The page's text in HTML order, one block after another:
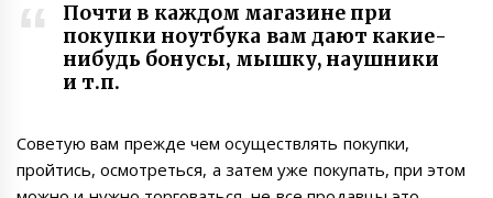
Почти в каждом магазине при
покупки ноутбука вам дают какие-
нибудь бонусы, мышку, наушники
и т.п.
Советую вам прежде чем осуществлять покупки,
пройтись, осмотреться, а затем уже покупать, при этом